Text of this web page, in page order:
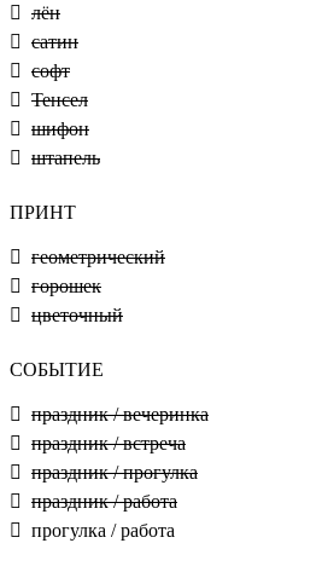
лён
сатин
софт
Тенсел
шифон
штапель
ПРИНТ
геометрический
горошек
цветочный
СОБЫТИЕ
праздник / вечеринка
праздник / встреча
праздник / прогулка
праздник / работа
прогулка / работа